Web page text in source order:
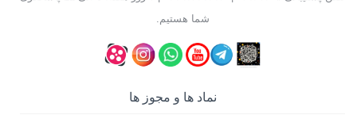
کششی بالایی ایجاد کرده و امکان جداسازی قطعات سنگین،
زنگ زده و یا قطعات با اتصال محکم را با کمترین فشار دستی
فراهم می‌کند.
نیز شناخته می‌شود، در تعمیرگاه‌های خودرو، صنایع
شما هستیم.
نماد ها و مجوز ها